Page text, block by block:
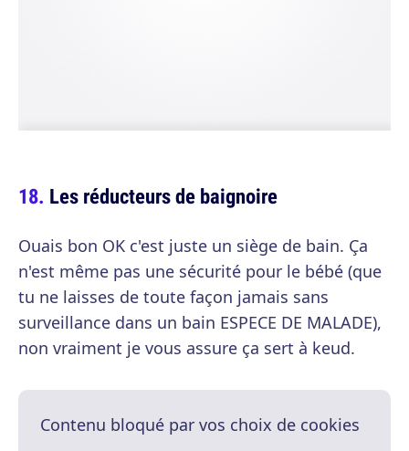
Les réducteurs de baignoire
Ouais bon OK c'est juste un siège de bain. Ça
n'est même pas une sécurité pour le bébé (que
tu ne laisses de toute façon jamais sans
surveillance dans un bain ESPECE DE MALADE),
non vraiment je vous assure ça sert à keud.
Contenu bloqué par vos choix de cookies